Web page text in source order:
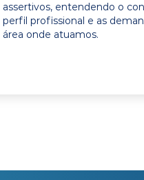
assertivos, entendendo o
perfil profissional e as
área onde atuamos.